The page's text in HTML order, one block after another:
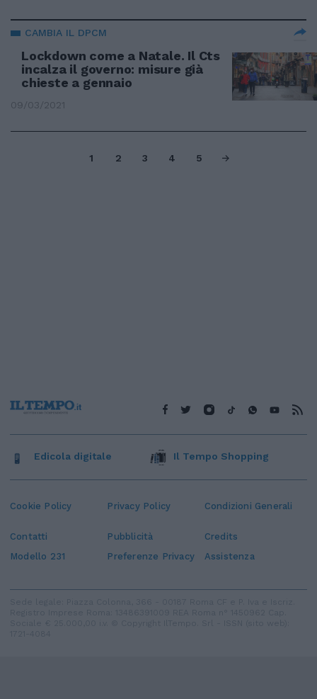
CAMBIA IL DPCM
Lockdown come a Natale. Il Cts
incalza il governo: misure già
chieste a gennaio
09/03/2021
1 2 3 4 5
Cookie Policy Privacy Policy Condizioni Generali
Contatti Pubblicità
Credits
Modello 231
Preferenze Privacy Assistenza
Edicola digitale Il Tempo Shopping